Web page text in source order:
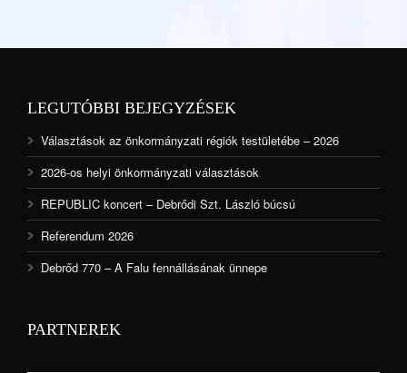
LEGUTÓBBI BEJEGYZÉSEK
Választások az önkormányzati régiók testületébe – 2026
2026-os helyi önkormányzati választások
REPUBLIC koncert – Debrődi Szt. László búcsú
Referendum 2026
Debrőd 770 – A Falu fennállásának ünnepe
PARTNEREK